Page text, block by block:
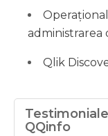
administrarea
Qlik
QQinfo